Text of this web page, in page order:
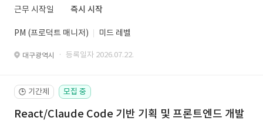
근무 시작일
즉시 시작
PM (프로덕트 매니저) 미드 레벨
대구광역시 · 등록일자 2026.07.22.
🕒 기간제 모집 중
React/Claude Code 기반 기획 및 프론트엔드 개발